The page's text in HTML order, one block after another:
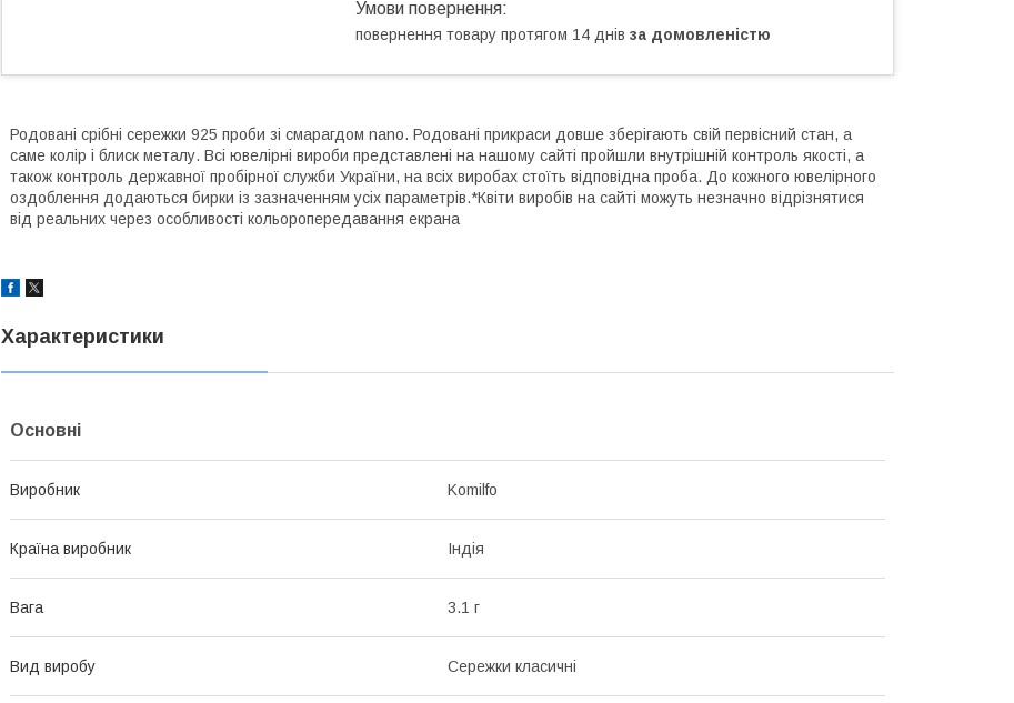
повернення товару протягом 14 днів за домовленістю
Родовані срібні сережки 925 проби зі смарагдом nano. Родовані прикраси довше зберігають свій первісний стан, а
саме колір і блиск металу. Всі ювелірні вироби представлені на нашому сайті пройшли внутрішній контроль якості, а
також контроль державної пробірної служби України, на всіх виробах стоїть відповідна проба. До кожного ювелірного
оздоблення додаються бирки із зазначенням усіх параметрів.*Квіти виробів на сайті можуть незначно відрізнятися
від реальних через особливості кольоропередавання екрана
Характеристики
Основні
Виробник Komilfo
Країна виробник Індія
Вага 3.1 г
Вид виробу Сережки класичні